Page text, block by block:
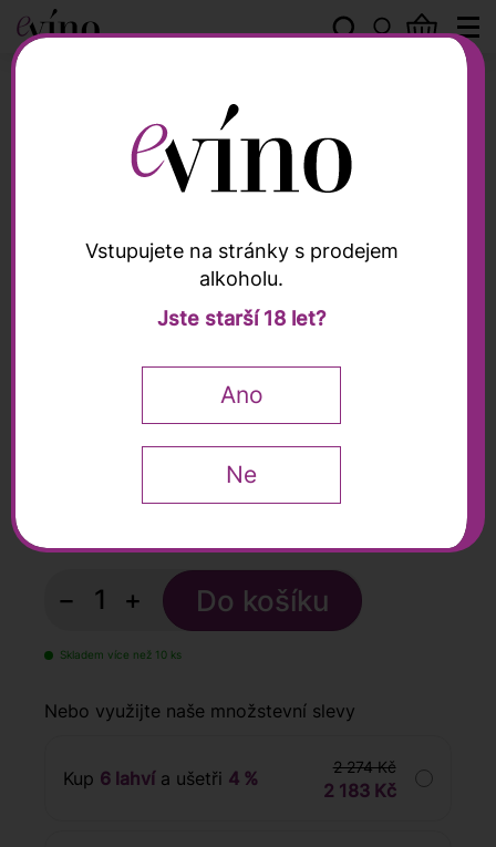
Alto Adige Müller-
Thurgau DOC 2025,
Peter Zemmer, 0,75l
− +
Skladem více než 10 ks
Nebo využijte naše množstevní slevy
Kup 6 lahvía ušetři 4 %
2 274 Kč
2 183 Kč
Vstupujete na stránky s prodejem
alkoholu.
Jste starší 18 let?
Ano
Ne